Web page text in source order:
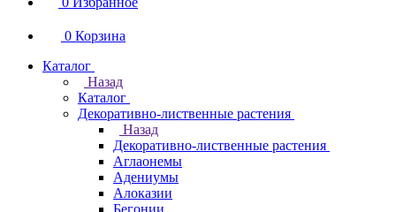
0 Корзина
Каталог
Назад
Каталог
Декоративно-лиственные растения
Назад
Декоративно-лиственные растения
Аглаонемы
Адениумы
Алоказии
Бегонии